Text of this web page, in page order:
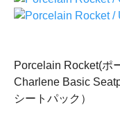
Porcelain Rocket(ポ
Charlene Basic
シートパック）